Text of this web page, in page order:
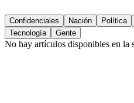
Confidenciales Nación Política
Tecnología
Gente
No hay artículos disponibles en la